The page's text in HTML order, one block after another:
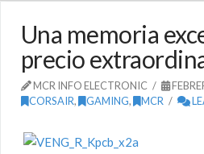
Una memoria
precio
MCR INFO ELECTRONIC
CORSAIR, GAMING, MCR